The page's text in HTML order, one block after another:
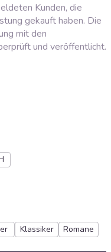
Kunden, die
gekauft haben. Die
mit den
und veröffentlicht.
Klassiker Romane